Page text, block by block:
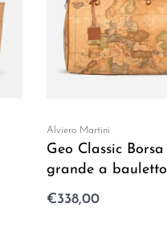
Alviero Martini
Geo Classic Borsa
grande a bauletto
€338,00